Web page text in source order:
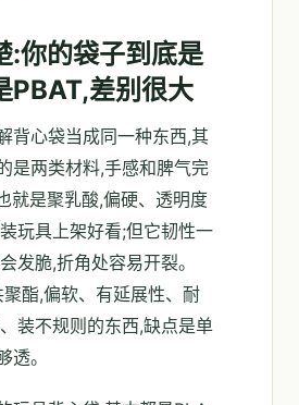
:你的袋子到底是
PBAT,差别很大
背心袋当成同一种东西,其
是两类材料,手感和脾气完
就是聚乳酸,偏硬、透明度
玩具上架好看;但它韧性一
发脆,折角处容易开裂。
酯,偏软、有延展性、耐
装不规则的东西,缺点是单
透。